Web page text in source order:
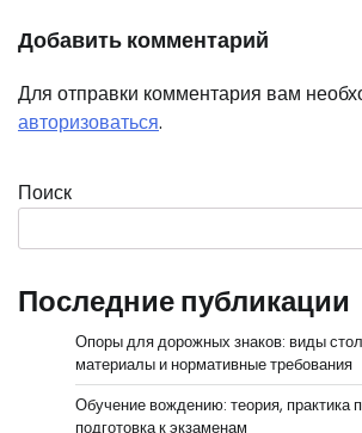
Добавить комментарий
Для отправки комментария вам
авторизоваться.
Поиск
Последние публикации
Опоры для дорожных знаков: виды
материалы и нормативные требования
Обучение вождению: теория, практика
подготовка к экзаменам